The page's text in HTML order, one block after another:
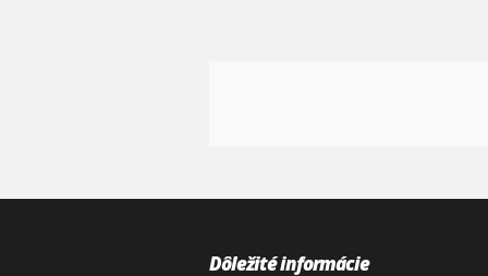
Dôležité informácie